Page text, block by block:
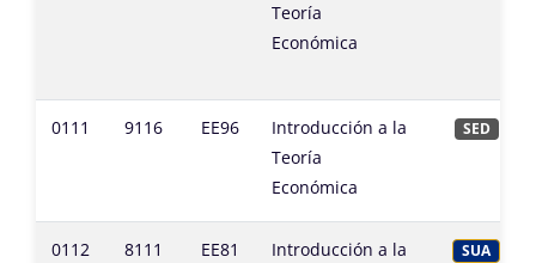
Teoría
Económica
0111 9116 EE96
Introducción a la
Teoría
Económica
SED
0112 8111 EE81
Introducción a la
SUA